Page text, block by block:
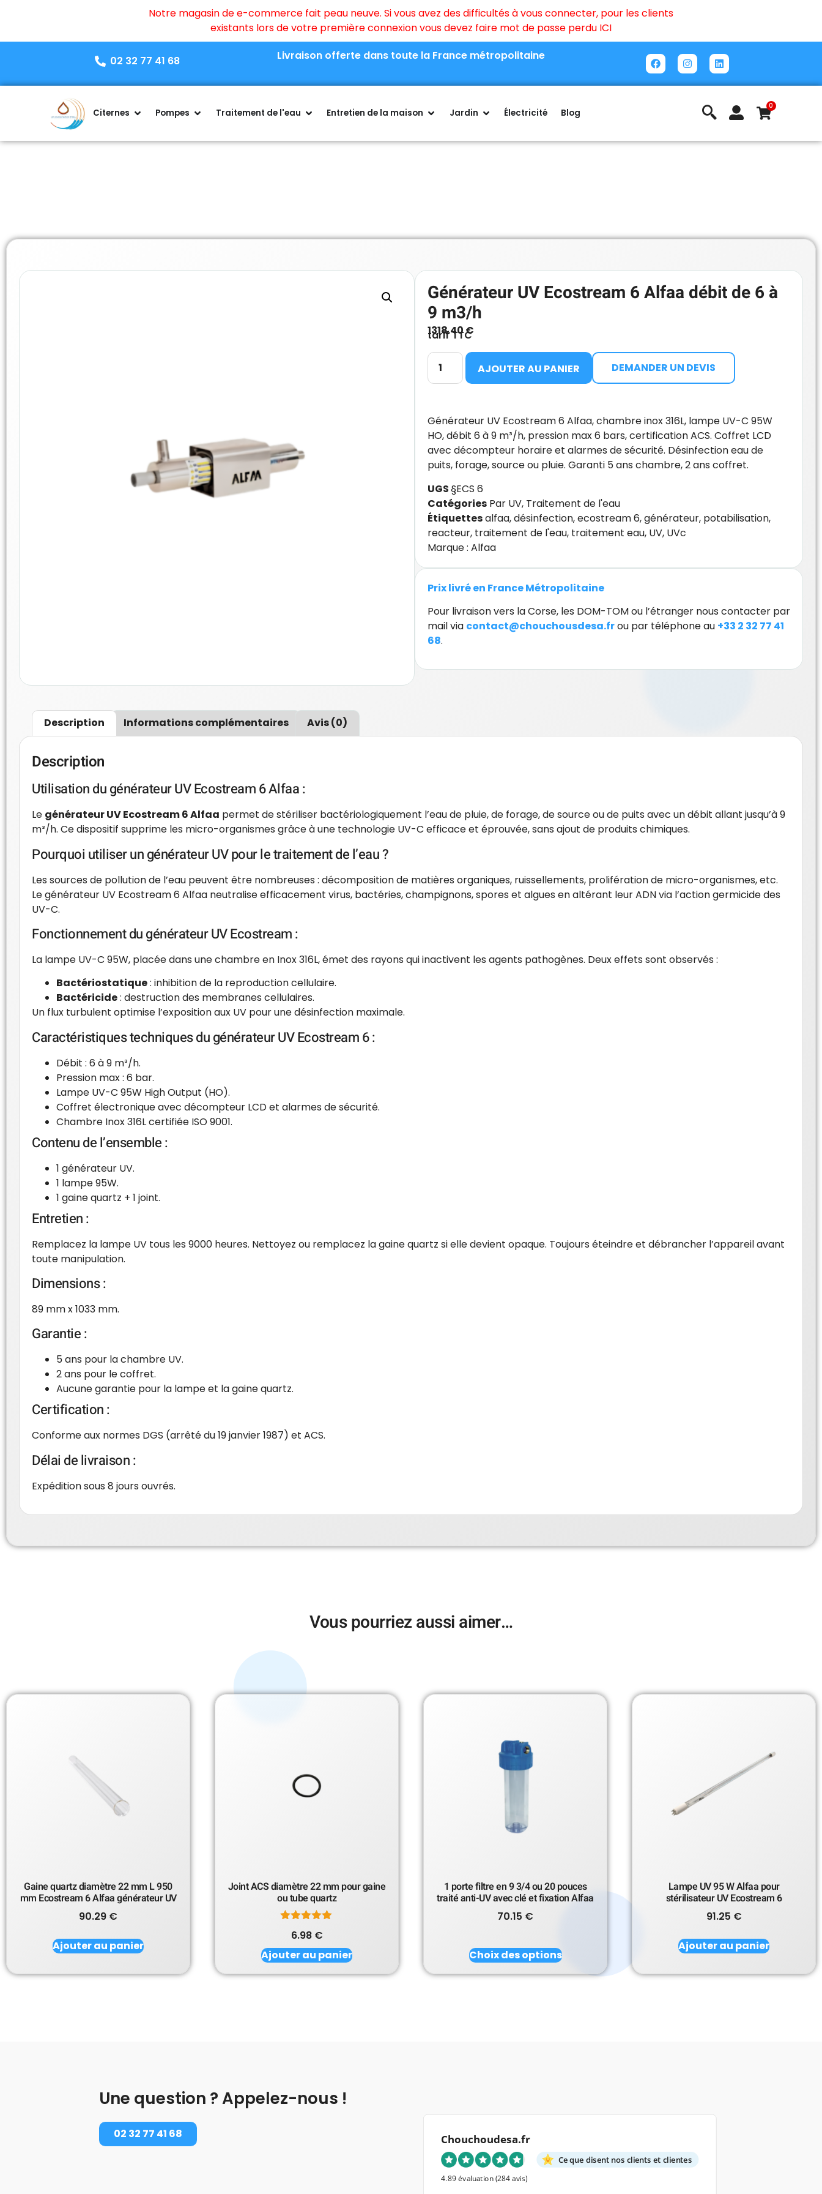
Notre magasin de e-commerce fait peau neuve. Si vous avez des difficultés à vous connecter, pour les clients
existants lors de votre première connexion vous devez faire mot de passe perdu ICI
02 32 77 41 68 Livraison offerte dans toute la France métropolitaine
Citernes Pompes Traitement de l'eau Entretien de la maison Jardin Électricité Blog
0
Générateur UV Ecostream 6 Alfaa débit de 6 à
9 m3/h
1318.40€
tarif TTC
AJOUTER AU PANIER DEMANDER UN DEVIS
Générateur UV Ecostream 6 Alfaa, chambre inox 316L, lampe UV-C 95W
HO, débit 6 à 9 m³/h, pression max 6 bars, certification ACS. Coffret LCD
avec décompteur horaire et alarmes de sécurité. Désinfection eau de
puits, forage, source ou pluie. Garanti 5 ans chambre, 2 ans coffret.
UGS§ECS 6
Catégories Par UV, Traitement de l'eau
Étiquettesalfaa,désinfection,ecostream 6,générateur, potabilisation,
reacteur, traitement de l'eau, traitement eau, UV, UVc
Marque : Alfaa
Prix livré en France Métropolitaine
Pour livraison vers la Corse, les DOM-TOM ou l’étranger nous contacter par
mail via contact@chouchousdesa.frou par téléphone au +33 2 32 77 41
68.
Description Informations complémentaires Avis (0)
Description
Utilisation du générateur UV Ecostream 6 Alfaa :
Le générateur UV Ecostream 6 Alfaa permet de stériliser bactériologiquement l’eau de pluie, de forage, de source ou de puits avec un débit allant jusqu’à 9
m³/h. Ce dispositif supprime les micro-organismes grâce à une technologie UV-C efficace et éprouvée, sans ajout de produits chimiques.
Pourquoi utiliser un générateur UV pour le traitement de l’eau ?
Les sources de pollution de l’eau peuvent être nombreuses : décomposition de matières organiques, ruissellements, prolifération de micro-organismes, etc.
Le générateur UV Ecostream 6 Alfaa neutralise efficacement virus, bactéries, champignons, spores et algues en altérant leur ADN via l’action germicide des
UV-C.
Fonctionnement du générateur UV Ecostream :
La lampe UV-C 95W, placée dans une chambre en Inox 316L, émet des rayons qui inactivent les agents pathogènes. Deux effets sont observés :
Bactériostatique: inhibition de la reproduction cellulaire.
Bactéricide: destruction des membranes cellulaires.
Un flux turbulent optimise l’exposition aux UV pour une désinfection maximale.
Caractéristiques techniques du générateur UV Ecostream 6 :
Débit : 6 à 9 m³/h.
Pression max : 6 bar.
Lampe UV-C 95W High Output (HO).
Coffret électronique avec décompteur LCD et alarmes de sécurité.
Chambre Inox 316L certifiée ISO 9001.
Contenu de l’ensemble :
1 générateur UV.
1 lampe 95W.
1 gaine quartz + 1 joint.
Entretien :
Remplacez la lampe UV tous les 9000 heures. Nettoyez ou remplacez la gaine quartz si elle devient opaque. Toujours éteindre et débrancher l’appareil avant
toute manipulation.
Dimensions :
89 mm x 1033 mm.
Garantie :
5 ans pour la chambre UV.
2 ans pour le coffret.
Aucune garantie pour la lampe et la gaine quartz.
Certification :
Conforme aux normes DGS (arrêté du 19 janvier 1987) et ACS.
Délai de livraison :
Expédition sous 8 jours ouvrés.
Vous pourriez aussi aimer…
Gaine quartz diamètre 22 mm L 950
mm Ecostream 6 Alfaa générateur UV
90.29 €
Ajouter au panier
Joint ACS diamètre 22 mm pour gaine
ou tube quartz
Note
5.00
sur 5
6.98 €
Ajouter au panier
1 porte filtre en 9 3/4 ou 20 pouces
traité anti-UV avec clé et fixation Alfaa
70.15 €
Choix des options
Lampe UV 95 W Alfaa pour
stérilisateur UV Ecostream 6
91.25 €
Ajouter au panier
Une question ? Appelez-nous !
02 32 77 41 68 Chouchoudesa.fr
Ce que disent nos clients et clientes
4.89 évaluation(284 avis)